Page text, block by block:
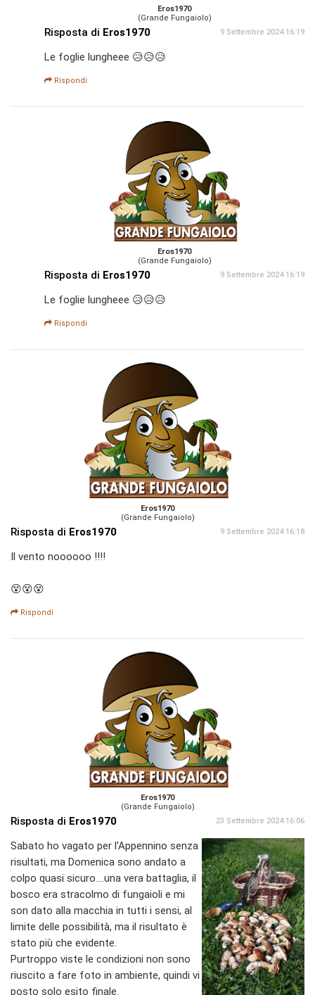
Eros1970
(Grande Fungaiolo)
Risposta di Eros1970 9 Settembre 2024 16:19
Le foglie lungheee 😥😥😥
Rispondi
Eros1970
(Grande Fungaiolo)
Risposta di Eros1970 9 Settembre 2024 16:19
Le foglie lungheee 😥😥😥
Rispondi
Eros1970
(Grande Fungaiolo)
Risposta di Eros1970 9 Settembre 2024 16:18
Il vento noooooo !!!!
😵😵😵
Rispondi
Eros1970
(Grande Fungaiolo)
Risposta di Eros1970 23 Settembre 2024 16:06
Sabato ho vagato per l'Appennino senza
risultati, ma Domenica sono andato a
colpo quasi sicuro....una vera battaglia, il
bosco era stracolmo di fungaioli e mi
son dato alla macchia in tutti i sensi, al
limite delle possibilità, ma il risultato è
stato più che evidente.
Purtroppo viste le condizioni non sono
riuscito a fare foto in ambiente, quindi vi
posto solo esito finale.